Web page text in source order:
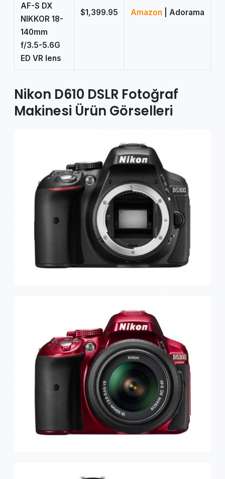
AF-S DX
NIKKOR 18-
140mm
f/3.5-5.6G
ED VR lens
$1,399.95 Amazon | Adorama
Nikon D610 DSLR Fotoğraf
Makinesi Ürün Görselleri